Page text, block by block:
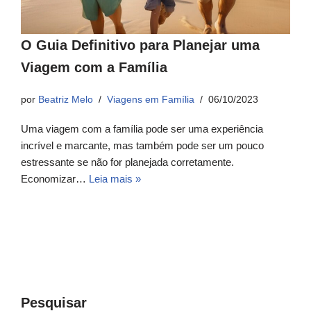
O Guia Definitivo para Planejar uma
Viagem com a Família
por Beatriz Melo Viagens em Família 06/10/2023
Uma viagem com a família pode ser uma experiência
incrível e marcante, mas também pode ser um pouco
estressante se não for planejada corretamente.
Economizar… Leia mais »
Pesquisar